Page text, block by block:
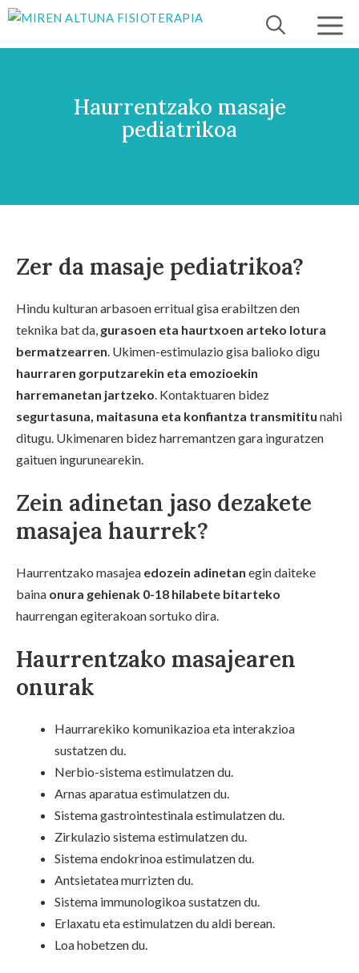
Edukira
egin
Haurrentzako masaje
pediatrikoa
Zer da masaje pediatrikoa?
Hindu kulturan arbasoen erritual gisa erabiltzen den
teknika bat da, gurasoen eta haurtxoen arteko lotura
bermatzearren. Ukimen-estimulazio gisa balioko digu
haurraren gorputzarekin eta emozioekin
harremanetan jartzeko. Kontaktuaren bidez
segurtasuna, maitasuna eta konfiantza transmititu nahi
ditugu. Ukimenaren bidez harremantzen gara inguratzen
gaituen ingurunearekin.
Zein adinetan jaso dezakete
masajea haurrek?
Haurrentzako masajea edozein adinetan egin daiteke
baina onura gehienak 0-18 hilabete bitarteko
haurrengan egiterakoan sortuko dira.
Haurrentzako masajearen
onurak
Haurrarekiko komunikazioa eta interakzioa
sustatzen du.
Nerbio-sistema estimulatzen du.
Arnas aparatua estimulatzen du.
Sistema gastrointestinala estimulatzen du.
Zirkulazio sistema estimulatzen du.
Sistema endokrinoa estimulatzen du.
Antsietatea murrizten du.
Sistema immunologikoa sustatzen du.
Erlaxatu eta estimulatzen du aldi berean.
Loa hobetzen du.